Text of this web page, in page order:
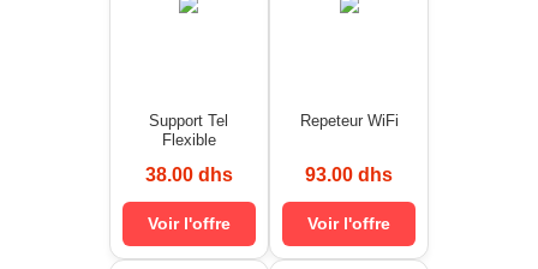
Support Tel
Flexible
38.00 dhs
Voir l'offre
Repeteur WiFi
93.00 dhs
Voir l'offre